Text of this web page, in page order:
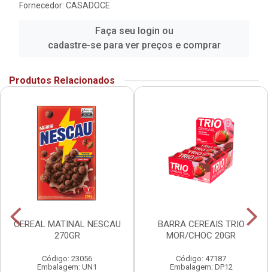
Fornecedor: CASADOCE
Faça seu login ou
cadastre-se para ver preços e comprar
Produtos Relacionados
CEREAL MATINAL NESCAU
270GR
Código: 23056
Embalagem: UN1
BARRA CEREAIS TRIO
MOR/CHOC 20GR
Código: 47187
Embalagem: DP12